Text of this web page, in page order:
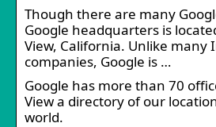
Though there are many
Google headquarters is
View, California. Unlike many
companies, Google is …
Google has more than 70
View a directory of our
world.